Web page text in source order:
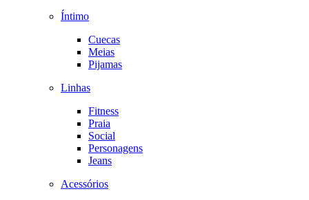
Íntimo
Cuecas
Meias
Pijamas
Linhas
Fitness
Praia
Social
Personagens
Jeans
Acessórios